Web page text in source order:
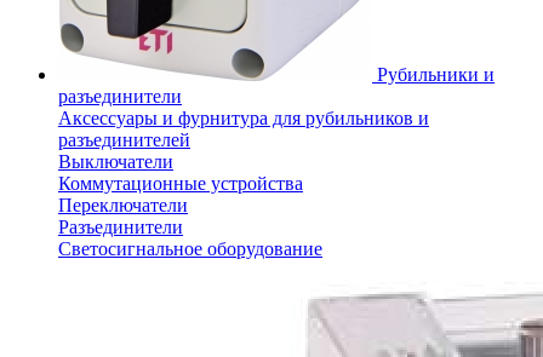
Рубильники и
разъединители
Аксессуары и фурнитура для рубильников и
разъединителей
Выключатели
Коммутационные устройства
Переключатели
Разъединители
Светосигнальное оборудование